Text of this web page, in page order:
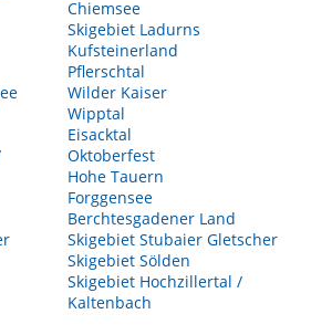
Chiemsee
Skigebiet Ladurns
Kufsteinerland
Pflerschtal
Wilder Kaiser
Wipptal
Eisacktal
Oktoberfest
Hohe Tauern
Forggensee
Berchtesgadener Land
Skigebiet Stubaier Gletscher
Skigebiet Sölden
Skigebiet Hochzillertal /
Kaltenbach